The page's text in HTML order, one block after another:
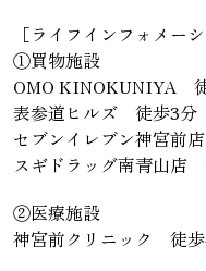
［ライフインフォメーシ
①買物施設
OMO KINOKUNIYA
表参道ヒルズ 徒歩3分
セブンイレブン神宮前
スギドラッグ南青山店
②医療施設
神宮前クリニック 徒